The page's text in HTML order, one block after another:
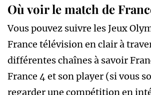
Où voir le match de
Vous pouvez suivre les Jeux
France télévision en clair à
différentes chaînes à savoir
France 4 et son player (si vous
regarder une compétition en